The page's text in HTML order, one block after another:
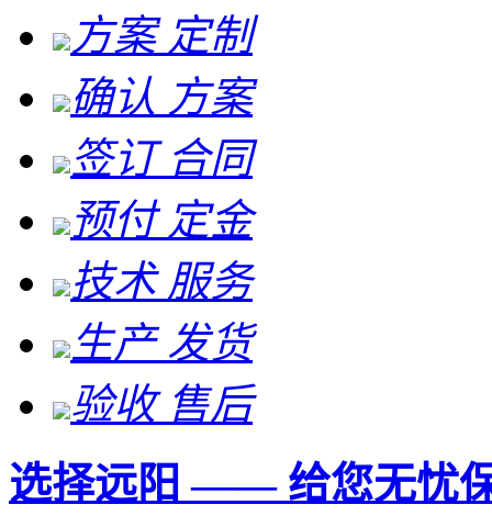
方案 定制
确认 方案
签订 合同
预付 定金
技术 服务
生产 发货
验收 售后
选择远阳 —— 给您无忧